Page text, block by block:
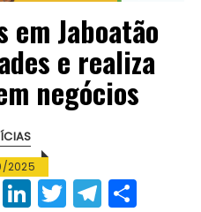
em Jaboatão
e realiza
negócios
2025
Pi Li T T